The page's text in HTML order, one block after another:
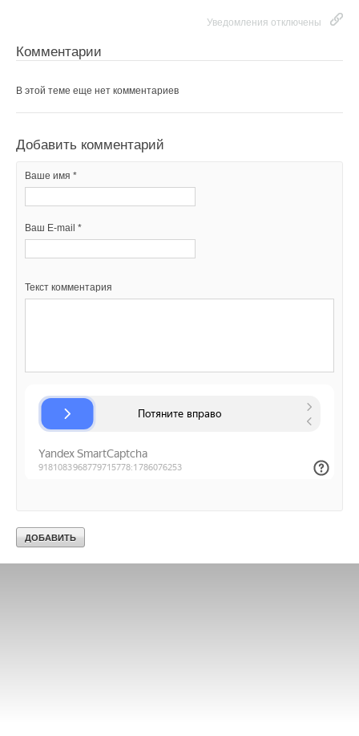
Уведомления отключены
Комментарии
В этой теме еще нет комментариев
Добавить комментарий
Ваше имя *
Ваш E-mail *
Текст комментария